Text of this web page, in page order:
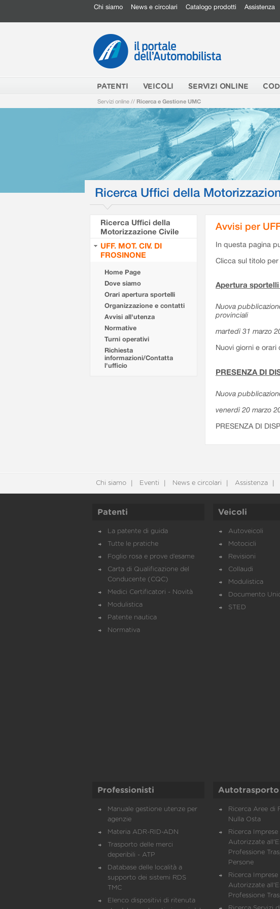
Chi siamo News e circolari Catalogo prodotti Assistenza
PATENTI VEICOLI SERVIZI ONLINE
Servizi online // Ricerca e Gestione UMC
Ricerca Uffici della
Ricerca Uffici della
Motorizzazione Civile
UFF. MOT. CIV. DI
FROSINONE
Home Page
Dove siamo
Orari apertura sportelli
Organizzazione e contatti
Avvisi all'utenza
Normative
Turni operativi
Richiesta
informazioni/Contatta
l'ufficio
Avvisi per
In questa pagina
Clicca sul titolo
Apertura
Nuova
provinciali
martedì 31 marzo
Nuovi giorni e
PRESENZA DI
Nuova
venerdì 20 marzo
PRESENZA DI
Chi siamo Eventi News e circolari Assistenza
Patenti
La patente di guida
Tutte le pratiche
Foglio rosa e prove d’esame
Carta di Qualificazione del
Conducente (CQC)
Medici Certificatori - Novità
Modulistica
Patente nautica
Normativa
Veicoli
Autoveicoli
Motocicli
Revisioni
Collaudi
Modulistica
Documento
STED
Professionisti
Manuale gestione utenze per
agenzie
Materia ADR-RID-ADN
Trasporto delle merci
deperibili - ATP
Database delle località a
supporto dei sistemi RDS
TMC
Elenco dispositivi di ritenuta
Autotrasporto
Ricerca Aree di
Nulla Osta
Ricerca
Autorizzate
Professione
Persone
Ricerca
Autorizzate
Professione